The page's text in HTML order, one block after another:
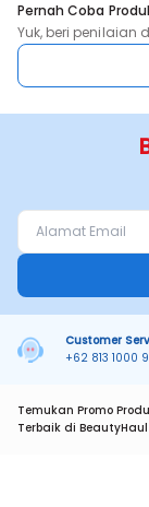
Pernah Coba
Yuk, beri
Customer
+62 813 1000
Temukan Promo
Terbaik di BeautyHaul